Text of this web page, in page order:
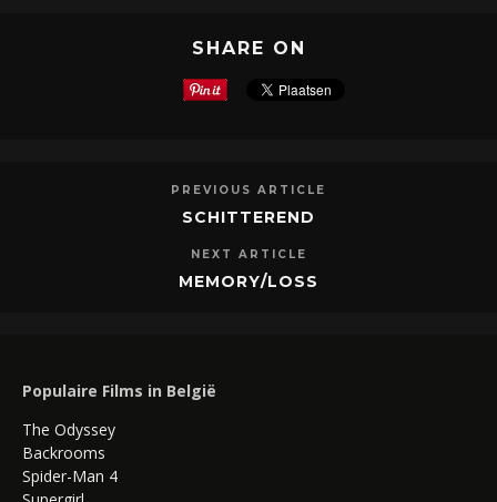
SHARE ON
PREVIOUS ARTICLE
SCHITTEREND
NEXT ARTICLE
MEMORY/LOSS
Populaire Films in België
The Odyssey
Backrooms
Spider-Man 4